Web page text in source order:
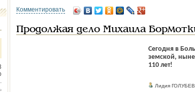
Комментировать
Продолжая дело Михаила
Сегодня в
земской,
110 лет!
Лидия